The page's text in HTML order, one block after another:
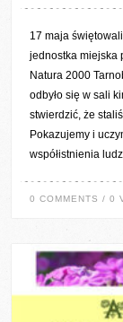
17 maja
jednostka miejska
Natura 2000
odbyło się w sali
stwierdzić, że
Pokazujemy i
współistnienia
0 COMMENTS / 0